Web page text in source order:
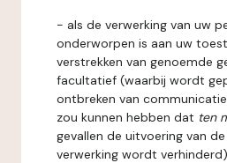
- als de verwerking van uw
onderworpen is aan uw
verstrekken van genoemde
facultatief (waarbij wordt
ontbreken van
zou kunnen hebben dat ten
gevallen de uitvoering van
verwerking wordt